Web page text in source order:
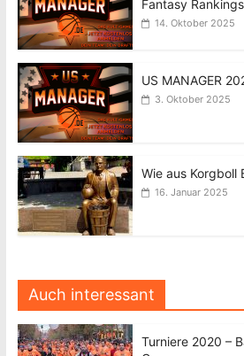
Fantasy
14. Oktober 2025
US MANAGER
3. Oktober 2025
Wie aus Korgboll
16. Januar 2025
Auch interessant
Turniere 2020 –